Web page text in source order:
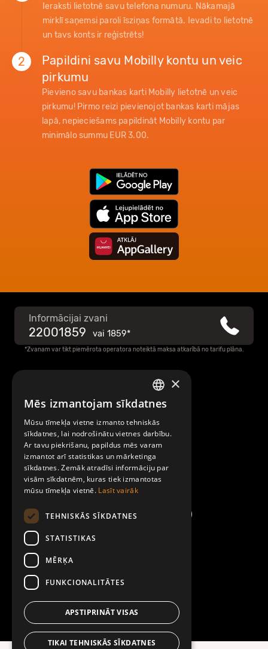
Ieraksti lietotnē savu telefona numuru. Nākamajā
mirklī saņemsi paroli īsziņas formātā. Ievadi to lietotnē
un tavs konts ir reģistrēts!
2
Papildini savu Mobilly kontu un veic
pirkumu
Pievieno savu bankas karti Mobilly lietotnē un veic
pirkumu! Pirmo reizi pievienojot bankas karti mājas
lapā, nepieciešams papildināt Mobilly kontu par
minimālo summu EUR 3.00.
Informācijai zvani
22001859 vai 1859*
*Zvanam var tikt piemērota operatora noteiktā maksa atkarībā no tarifu plāna.
Par Mobilly
Noteikumi un līgumi
Kontakti
LATVIAN
ENGLISH
×
Mēs izmantojam sīkdatnes
Mūsu tīmekļa vietne izmanto tehniskās
sīkdatnes, lai nodrošinātu vietnes darbību.
Ar tavu piekrišanu, papildus mēs varam
izmantot arī statistikas un mārketinga
sīkdatnes. Zemāk atradīsi informāciju par
visām sīkdatnēm, kuras tiek izmantotas
mūsu tīmekļa vietnē. Lasīt vairāk
TEHNISKĀS SĪKDATNES
STATISTIKAS
MĒRĶA
FUNKCIONALITĀTES
APSTIPRINĀT VISAS
TIKAI TEHNISKĀS SĪKDATNES